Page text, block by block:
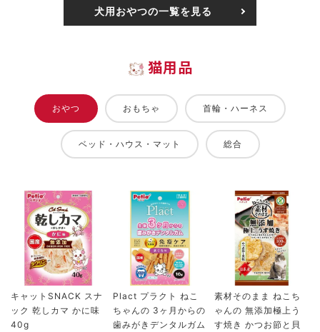
犬用おやつの一覧を見る
猫用品
おやつ おもちゃ 首輪・ハーネス
ベッド・ハウス・マット 総合
キャットSNACK スナ
ック 乾しカマ かに味
40g
Plact プラクト ねこ
ちゃんの 3ヶ月からの
歯みがきデンタルガム
素材そのまま ねこち
ゃんの 無添加極上う
す焼き かつお節と貝